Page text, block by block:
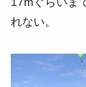
れない。